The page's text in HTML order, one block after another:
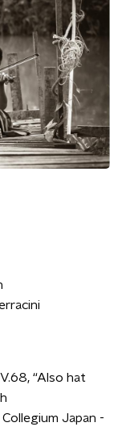
“Also hat
Japan -